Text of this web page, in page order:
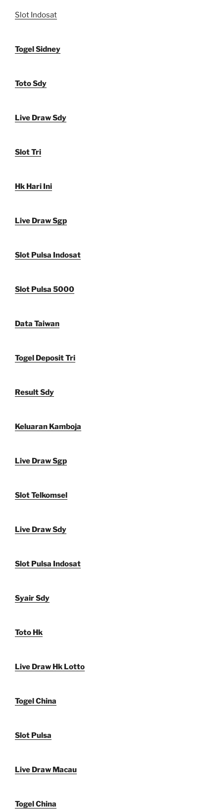
Slot Indosat
Togel Sidney
Toto Sdy
Live Draw Sdy
Slot Tri
Hk Hari Ini
Live Draw Sgp
Slot Pulsa Indosat
Slot Pulsa 5000
Data Taiwan
Togel Deposit Tri
Result Sdy
Keluaran Kamboja
Live Draw Sgp
Slot Telkomsel
Live Draw Sdy
Slot Pulsa Indosat
Syair Sdy
Toto Hk
Live Draw Hk Lotto
Togel China
Slot Pulsa
Live Draw Macau
Togel China